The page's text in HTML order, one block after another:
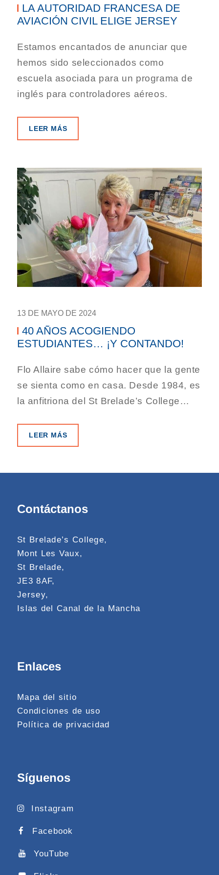
LA AUTORIDAD FRANCESA DE
AVIACIÓN CIVIL ELIGE JERSEY
Estamos encantados de anunciar que
hemos sido seleccionados como
escuela asociada para un programa de
inglés para controladores aéreos.
LEER MÁS
13 DE MAYO DE 2024
40 AÑOS ACOGIENDO
ESTUDIANTES… ¡Y CONTANDO!
Flo Allaire sabe cómo hacer que la gente
se sienta como en casa. Desde 1984, es
la anfitriona del St Brelade’s College…
LEER MÁS
Contáctanos
St Brelade’s College,
Mont Les Vaux,
St Brelade,
JE3 8AF,
Jersey,
Islas del Canal de la Mancha
Enlaces
Mapa del sitio
Condiciones de uso
Política de privacidad
Síguenos
Instagram
Facebook
YouTube